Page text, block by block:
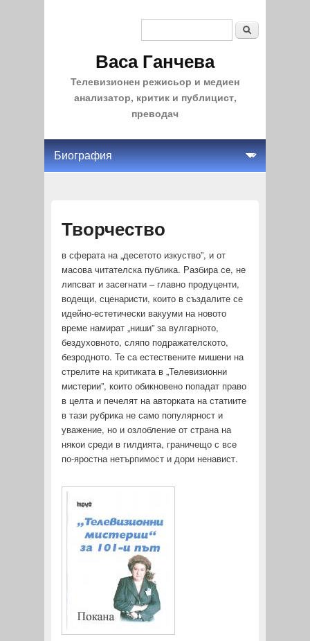
Васа Ганчева
Телевизионен режисьор и медиен
анализатор, критик и публицист,
преводач
Творчество
в сферата на „десетото изкуство”, и от
масова читателска публика. Разбира се, не
липсват и засегнати – главно продуценти,
водещи, сценаристи, които в създалите се
идейно-естетически вакууми на новото
време намират „ниши” за вулгарното,
бездуховното, сляпо подражателското,
безродното. Те са естествените мишени на
стрелите на критиката в „Телевизионни
мистерии”, които обикновено попадат право
в целта и печелят на авторката на статиите
в тази рубрика не само популярност и
уважение, но и озлобление от страна на
някои среди в гилдията, граничещо с все
по-яростна нетърпимост и дори ненавист.